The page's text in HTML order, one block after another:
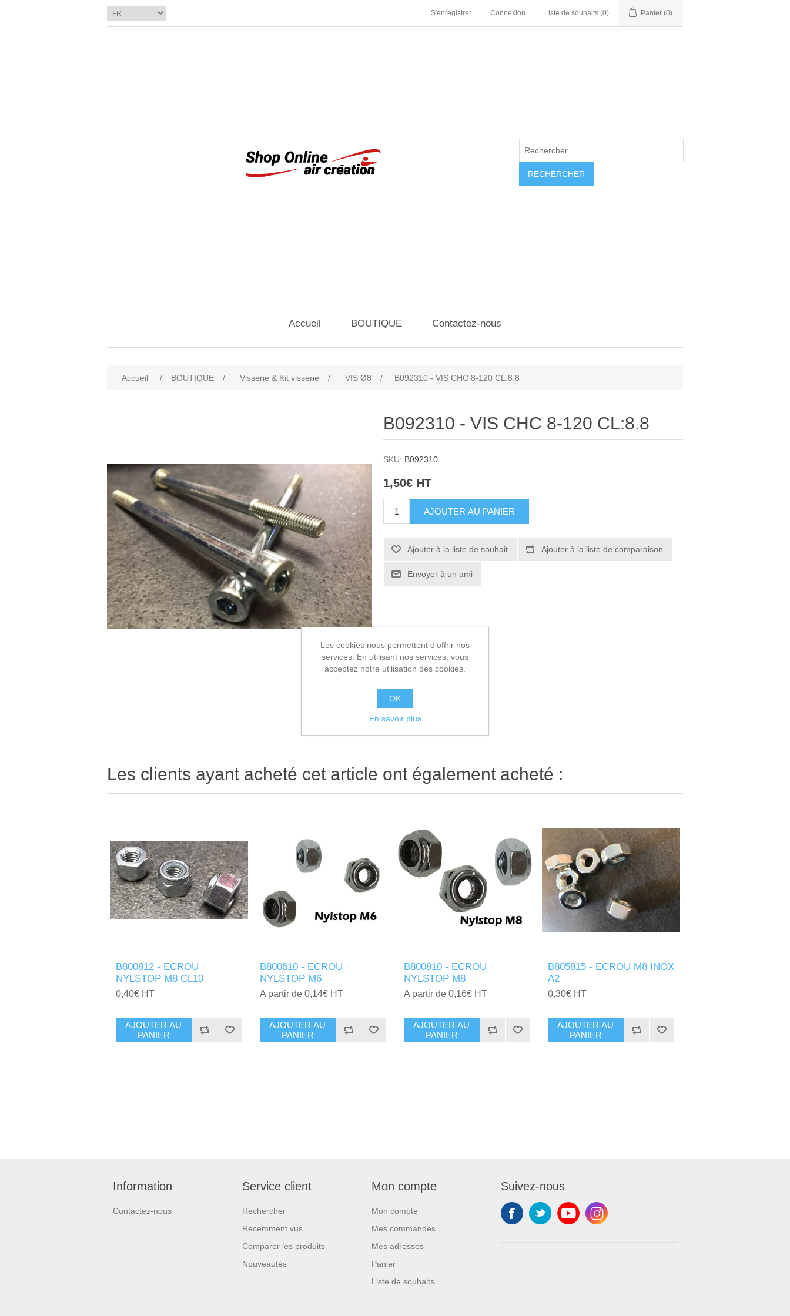
S'enregistrer Connexion Liste de souhaits (0) Panier (0)
RECHERCHER
Accueil BOUTIQUE Contactez-nous
Accueil / BOUTIQUE / Visserie & Kit visserie / VIS Ø8 / B092310 - VIS CHC 8-120 CL:8.8
B092310 - VIS CHC 8-120 CL:8.8
SKU: B092310
1,50€ HT
AJOUTER AU PANIER
Ajouter à la liste de souhait Ajouter à la liste de comparaison
Envoyer à un ami
Les clients ayant acheté cet article ont également acheté :
B800812 - ECROU
NYLSTOP M8 CL10
0,40€ HT
AJOUTER AU
PANIER
B800610 - ECROU
NYLSTOP M6
A partir de 0,14€ HT
AJOUTER AU
PANIER
B800810 - ECROU
NYLSTOP M8
A partir de 0,16€ HT
AJOUTER AU
PANIER
B805815 - ECROU M8 INOX
A2
0,30€ HT
AJOUTER AU
PANIER
Information
Contactez-nous
Service client
Rechercher
Récemment vus
Comparer les produits
Nouveautés
Mon compte
Mon compte
Mes commandes
Mes adresses
Panier
Liste de souhaits
Suivez-nous
Les cookies nous permettent d'offrir nos
services. En utilisant nos services, vous
acceptez notre utilisation des cookies.
OK
En savoir plus